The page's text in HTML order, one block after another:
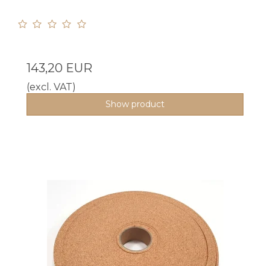
143,20 EUR
(excl. VAT)
Show product